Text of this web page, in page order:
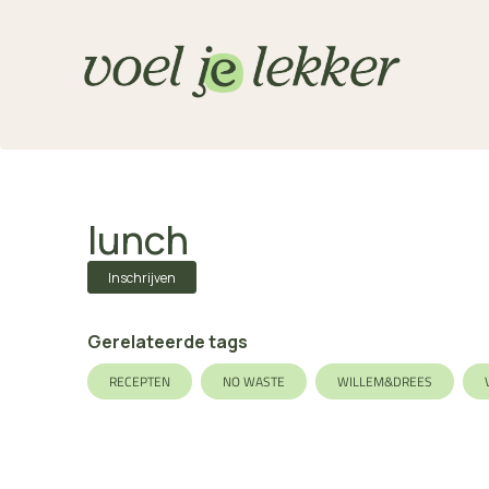
lunch
Inschrijven
Gerelateerde tags
RECEPTEN NO WASTE WILLEM&DREES